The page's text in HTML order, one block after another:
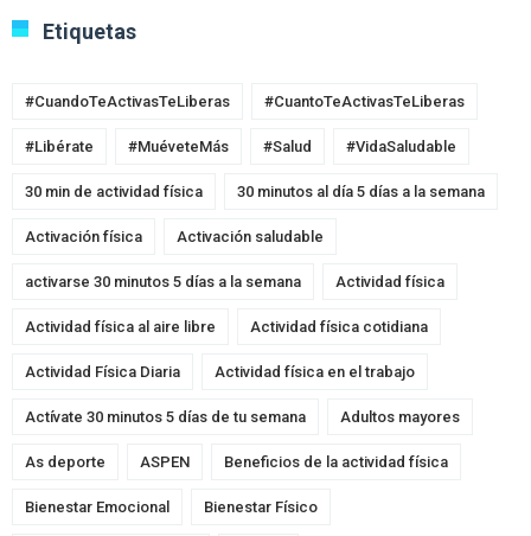
Etiquetas
#CuandoTeActivasTeLiberas #CuantoTeActivasTeLiberas
#Libérate #MuéveteMás #Salud #VidaSaludable
30 min de actividad física 30 minutos al día 5 días a la semana
Activación física Activación saludable
activarse 30 minutos 5 días a la semana Actividad física
Actividad física al aire libre Actividad física cotidiana
Actividad Física Diaria Actividad física en el trabajo
Actívate 30 minutos 5 días de tu semana Adultos mayores
As deporte ASPEN Beneficios de la actividad física
Bienestar Emocional Bienestar Físico